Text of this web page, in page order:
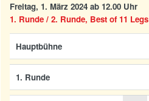
Freitag, 1. März 2024 ab 12.00 Uhr
1. Runde / 2. Runde, Best of 11 Legs
Hauptbühne
1. Runde